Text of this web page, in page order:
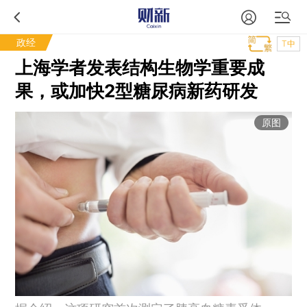
政经 T中
上海学者发表结构生物学重要成
果，或加快2型糖尿病新药研发
原图